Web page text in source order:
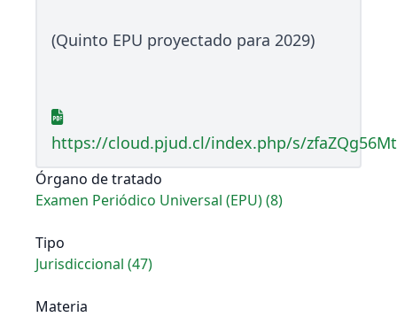
(Quinto EPU proyectado para 2029)
https://cloud.pjud.cl/index.php/s/
Órgano de tratado
Examen Periódico Universal (EPU) (8)
Tipo
Jurisdiccional (47)
Materia